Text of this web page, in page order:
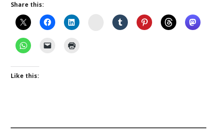
Share this:
Instagram
Like this: